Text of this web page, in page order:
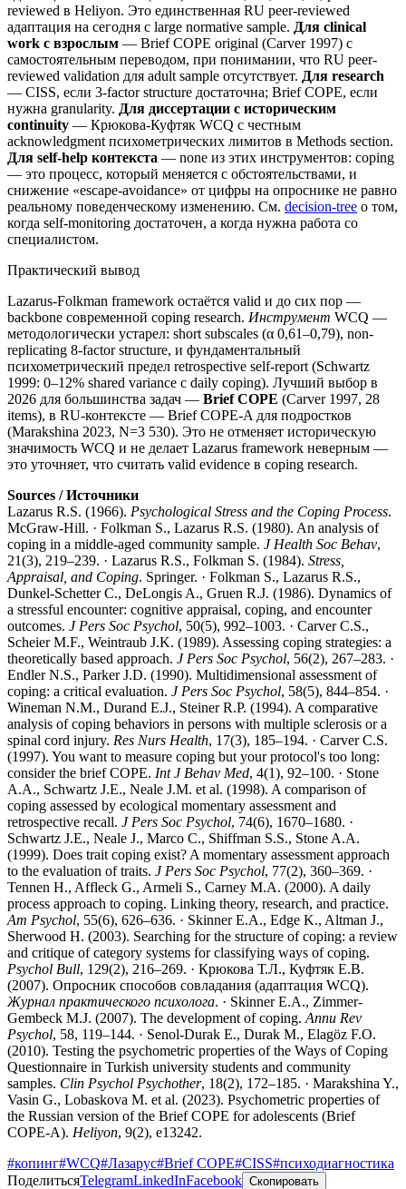
reviewed в Heliyon. Это единственная RU peer-reviewed
адаптация на сегодня с large normative sample. Для clinical
work с взрослым — Brief COPE original (Carver 1997) с
самостоятельным переводом, при понимании, что RU peer-
reviewed validation для adult sample отсутствует. Для research
— CISS, если 3-factor structure достаточна; Brief COPE, если
нужна granularity. Для диссертации с историческим
continuity — Крюкова-Куфтяк WCQ с честным
acknowledgment психометрических лимитов в Methods section.
Для self-help контекста — none из этих инструментов: coping
— это процесс, который меняется с обстоятельствами, и
снижение «escape-avoidance» от цифры на опроснике не равно
реальному поведенческому изменению. См. decision-tree о том,
когда self-monitoring достаточен, а когда нужна работа со
специалистом.
Практический вывод
Lazarus-Folkman framework остаётся valid и до сих пор —
backbone современной coping research. Инструмент WCQ —
методологически устарел: short subscales (α 0,61–0,79), non-
replicating 8-factor structure, и фундаментальный
психометрический предел retrospective self-report (Schwartz
1999: 0–12% shared variance с daily coping). Лучший выбор в
2026 для большинства задач — Brief COPE (Carver 1997, 28
items), в RU-контексте — Brief COPE-A для подростков
(Marakshina 2023, N=3 530). Это не отменяет историческую
значимость WCQ и не делает Lazarus framework неверным —
это уточняет, что считать valid evidence в coping research.
Sources / Источники
Lazarus R.S. (1966). Psychological Stress and the Coping Process.
McGraw-Hill. · Folkman S., Lazarus R.S. (1980). An analysis of
coping in a middle-aged community sample. J Health Soc Behav,
21(3), 219–239. · Lazarus R.S., Folkman S. (1984). Stress,
Appraisal, and Coping. Springer. · Folkman S., Lazarus R.S.,
Dunkel-Schetter C., DeLongis A., Gruen R.J. (1986). Dynamics of
a stressful encounter: cognitive appraisal, coping, and encounter
outcomes. J Pers Soc Psychol, 50(5), 992–1003. · Carver C.S.,
Scheier M.F., Weintraub J.K. (1989). Assessing coping strategies: a
theoretically based approach. J Pers Soc Psychol, 56(2), 267–283. ·
Endler N.S., Parker J.D. (1990). Multidimensional assessment of
coping: a critical evaluation. J Pers Soc Psychol, 58(5), 844–854. ·
Wineman N.M., Durand E.J., Steiner R.P. (1994). A comparative
analysis of coping behaviors in persons with multiple sclerosis or a
spinal cord injury. Res Nurs Health, 17(3), 185–194. · Carver C.S.
(1997). You want to measure coping but your protocol's too long:
consider the brief COPE. Int J Behav Med, 4(1), 92–100. · Stone
A.A., Schwartz J.E., Neale J.M. et al. (1998). A comparison of
coping assessed by ecological momentary assessment and
retrospective recall. J Pers Soc Psychol, 74(6), 1670–1680. ·
Schwartz J.E., Neale J., Marco C., Shiffman S.S., Stone A.A.
(1999). Does trait coping exist? A momentary assessment approach
to the evaluation of traits. J Pers Soc Psychol, 77(2), 360–369. ·
Tennen H., Affleck G., Armeli S., Carney M.A. (2000). A daily
process approach to coping. Linking theory, research, and practice.
Am Psychol, 55(6), 626–636. · Skinner E.A., Edge K., Altman J.,
Sherwood H. (2003). Searching for the structure of coping: a review
and critique of category systems for classifying ways of coping.
Psychol Bull, 129(2), 216–269. · Крюкова Т.Л., Куфтяк Е.В.
(2007). Опросник способов совладания (адаптация WCQ).
Журнал практического психолога. · Skinner E.A., Zimmer-
Gembeck M.J. (2007). The development of coping. Annu Rev
Psychol, 58, 119–144. · Senol-Durak E., Durak M., Elagöz F.O.
(2010). Testing the psychometric properties of the Ways of Coping
Questionnaire in Turkish university students and community
samples. Clin Psychol Psychother, 18(2), 172–185. · Marakshina Y.,
Vasin G., Lobaskova M. et al. (2023). Psychometric properties of
the Russian version of the Brief COPE for adolescents (Brief
COPE-A). Heliyon, 9(2), e13242.
#копинг#WCQ#Лазарус#Brief COPE#CISS#психодиагностика
ПоделитьсяTelegramLinkedInFacebook Скопировать